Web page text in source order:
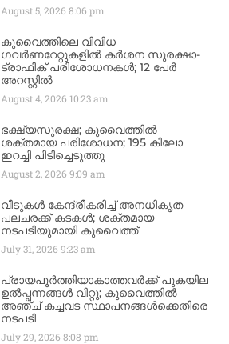
August 5, 20268:06 pm
കുവൈത്തിലെ വിവിധ
ഗവർണറേറ്റുകളിൽ കർശന സുരക്ഷാ-
ട്രാഫിക് പരിശോധനകൾ; 12 പേർ
അറസ്റ്റിൽ
August 4, 2026 10:23 am
ഭക്ഷ്യസുരക്ഷ; കുവൈത്തിൽ
ശക്തമായ പരിശോധന; 195 കിലോ
ഇറച്ചി പിടിച്ചെടുത്തു
August 2, 20269:09 am
വീടുകൾ കേന്ദ്രീകരിച്ച് അനധികൃത
പലചരക്ക് കടകൾ; ശക്തമായ
നടപടിയുമായി കുവൈത്ത്
July 31, 20269:23 am
പ്രായപൂർത്തിയാകാത്തവർക്ക് പുകയില
ഉൽപ്പന്നങ്ങൾ വിറ്റു; കുവൈത്തിൽ
അഞ്ച് കച്ചവട സ്ഥാപനങ്ങൾക്കെതിരെ
നടപടി
July 29, 20268:08 pm